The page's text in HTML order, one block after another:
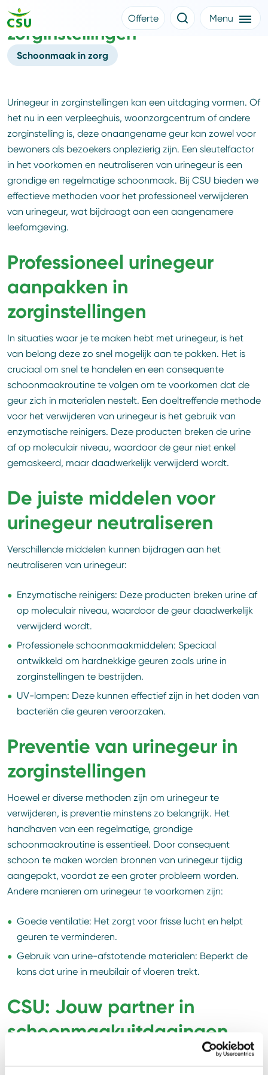
Meer CSU
Nieuws
Klantverhalen
Medewerkers
CSU Login
Offerte aanvragen
Offerte Menu
Bestrijding van urinegeur in
zorginstellingen
Schoonmaak in zorg
Urinegeur in zorginstellingen kan een uitdaging vormen. Of
het nu in een verpleeghuis, woonzorgcentrum of andere
zorginstelling is, deze onaangename geur kan zowel voor
bewoners als bezoekers onplezierig zijn. Een sleutelfactor
in het voorkomen en neutraliseren van urinegeur is een
grondige en regelmatige schoonmaak. Bij CSU bieden we
effectieve methoden voor het professioneel verwijderen
van urinegeur, wat bijdraagt aan een aangenamere
leefomgeving.
Professioneel urinegeur
aanpakken in
zorginstellingen
In situaties waar je te maken hebt met urinegeur, is het
van belang deze zo snel mogelijk aan te pakken. Het is
cruciaal om snel te handelen en een consequente
schoonmaakroutine te volgen om te voorkomen dat de
geur zich in materialen nestelt. Een doeltreffende methode
voor het verwijderen van urinegeur is het gebruik van
enzymatische reinigers. Deze producten breken de urine
af op moleculair niveau, waardoor de geur niet enkel
gemaskeerd, maar daadwerkelijk verwijderd wordt.
De juiste middelen voor
urinegeur neutraliseren
Verschillende middelen kunnen bijdragen aan het
neutraliseren van urinegeur:
Enzymatische reinigers: Deze producten breken urine af
op moleculair niveau, waardoor de geur daadwerkelijk
verwijderd wordt.
Professionele schoonmaakmiddelen: Speciaal
ontwikkeld om hardnekkige geuren zoals urine in
zorginstellingen te bestrijden.
UV-lampen: Deze kunnen effectief zijn in het doden van
bacteriën die geuren veroorzaken.
Preventie van urinegeur in
zorginstellingen
Hoewel er diverse methoden zijn om urinegeur te
verwijderen, is preventie minstens zo belangrijk. Het
handhaven van een regelmatige, grondige
schoonmaakroutine is essentieel. Door consequent
schoon te maken worden bronnen van urinegeur tijdig
aangepakt, voordat ze een groter probleem worden.
Andere manieren om urinegeur te voorkomen zijn:
Goede ventilatie: Het zorgt voor frisse lucht en helpt
geuren te verminderen.
Gebruik van urine-afstotende materialen: Beperkt de
kans dat urine in meubilair of vloeren trekt.
CSU: Jouw partner in
schoonmaakuitdagingen
Als toonaangevend schoonmaakbedrijf staan wij klaar